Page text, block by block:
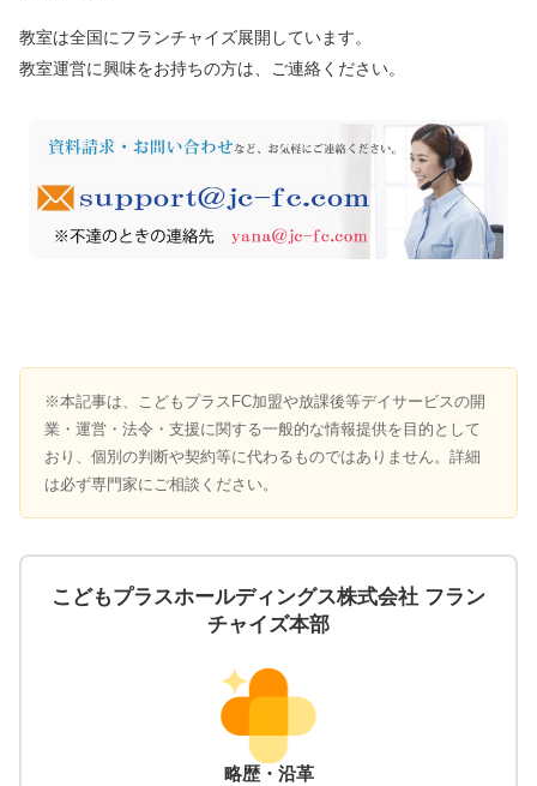
教室は全国にフランチャイズ展開しています。
教室運営に興味をお持ちの方は、ご連絡ください。
※本記事は、こどもプラスFC加盟や放課後等デイサービスの開
業・運営・法令・支援に関する一般的な情報提供を目的として
おり、個別の判断や契約等に代わるものではありません。詳細
は必ず専門家にご相談ください。
こどもプラスホールディングス株式会社 フラン
チャイズ本部
略歴・沿革